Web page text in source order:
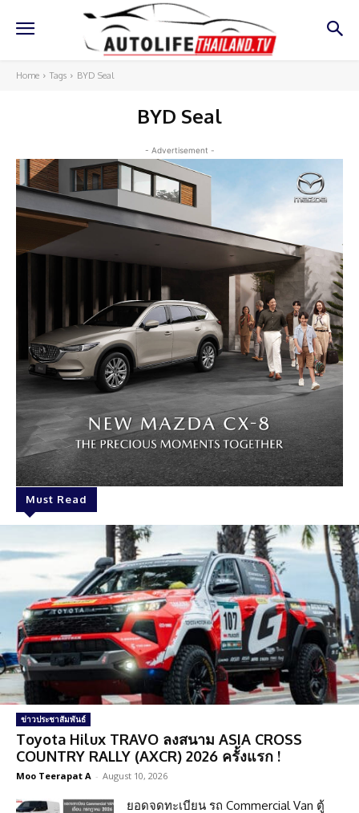
Home Tags BYD Seal
BYD Seal
- Advertisement -
Must Read
ข่าวประชาสัมพันธ์
Toyota Hilux TRAVO ลงสนาม ASIA CROSS
COUNTRY RALLY (AXCR) 2026 ครั้งแรก !
Moo Teerapat A - August 10, 2026
ยอดจดทะเบียน รถ Commercial Van ตู้